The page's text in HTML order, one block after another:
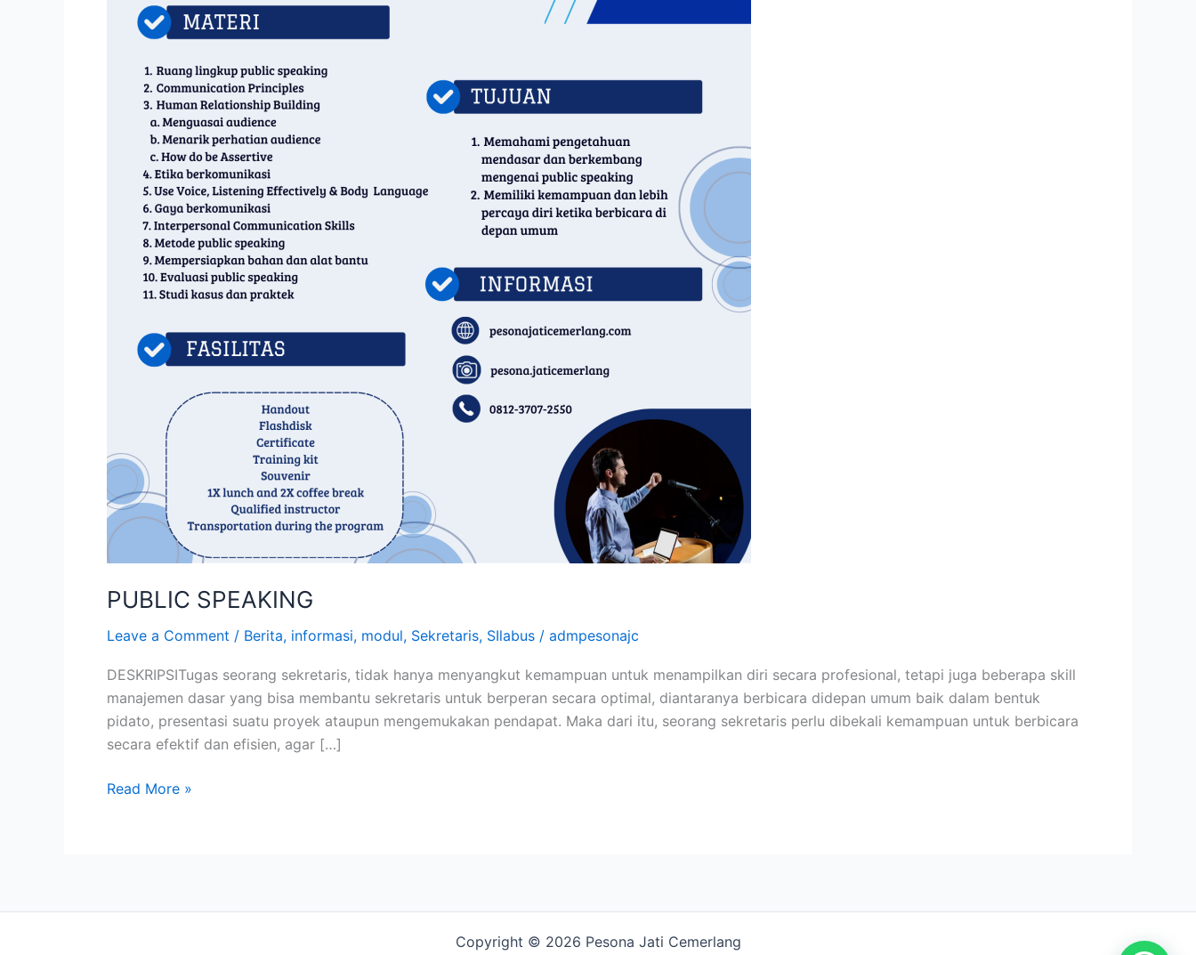
PUBLIC SPEAKING
Leave a Comment / Berita, informasi, modul, Sekretaris, SIlabus / admpesonajc
DESKRIPSITugas seorang sekretaris, tidak hanya menyangkut kemampuan untuk menampilkan diri secara profesional, tetapi juga beberapa skill
manajemen dasar yang bisa membantu sekretaris untuk berperan secara optimal, diantaranya berbicara didepan umum baik dalam bentuk
pidato, presentasi suatu proyek ataupun mengemukakan pendapat. Maka dari itu, seorang sekretaris perlu dibekali kemampuan untuk berbicara
secara efektif dan efisien, agar […]
Read More »
Copyright © 2026 Pesona Jati Cemerlang